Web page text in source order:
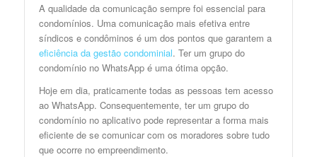
A qualidade da comunicação sempre foi essencial para
condomínios. Uma comunicação mais efetiva entre
síndicos e condôminos é um dos pontos que garantem a
eficiência da gestão condominial. Ter um grupo do
condomínio no WhatsApp é uma ótima opção.
Hoje em dia, praticamente todas as pessoas tem acesso
ao WhatsApp. Consequentemente, ter um grupo do
condomínio no aplicativo pode representar a forma mais
eficiente de se comunicar com os moradores sobre tudo
que ocorre no empreendimento.